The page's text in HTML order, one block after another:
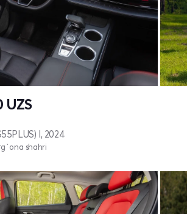
UZS
I, 2024
shahri